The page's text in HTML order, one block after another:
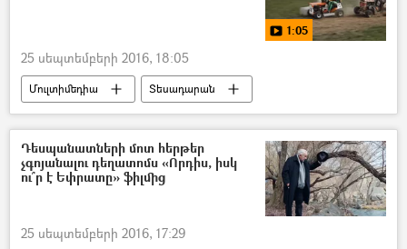
1:05
25 սեպտեմբերի 2016, 18:05
Մուլտիմեդիա Տեսադարան
Դեսպանատների մոտ հերթեր
չգոյանալու դեղատոմս «Որդիս, իսկ
ու՞ր է Եփրատը» ֆիլմից
25 սեպտեմբերի 2016, 17:29